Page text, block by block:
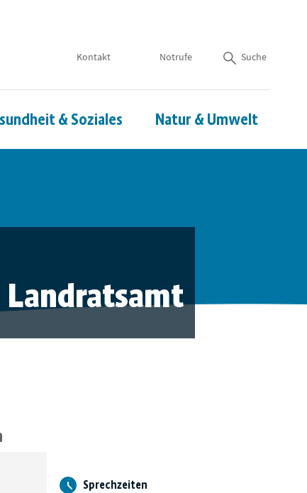
Kontakt Notrufe Suche
& Soziales Natur & Umwelt
Sprechzeiten